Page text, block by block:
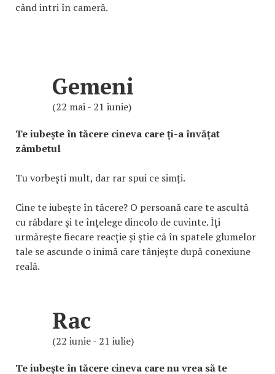
când intri în cameră.
Gemeni
(22 mai - 21 iunie)
Te iubește în tăcere cineva care ți-a învățat
zâmbetul
Tu vorbești mult, dar rar spui ce simți.
Cine te iubește în tăcere? O persoană care te ascultă
cu răbdare și te înțelege dincolo de cuvinte. Îți
urmărește fiecare reacție și știe că în spatele glumelor
tale se ascunde o inimă care tânjește după conexiune
reală.
Rac
(22 iunie - 21 iulie)
Te iubește în tăcere cineva care nu vrea să te